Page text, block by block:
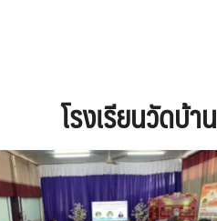
โรงเรียนวัดบ้